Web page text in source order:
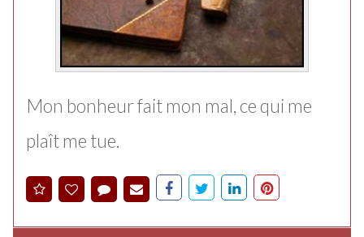
Mon bonheur fait mon mal, ce qui me
plaît me tue.